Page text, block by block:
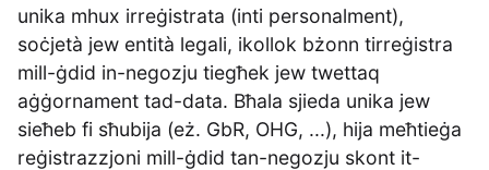
unika mhux irreġistrata (inti personalment),
soċjetà jew entità legali, ikollok bżonn tirreġistra
mill-ġdid in-negozju tiegħek jew twettaq
aġġornament tad-data. Bħala sjieda unika jew
sieħeb fi sħubija (eż. GbR, OHG, ...), hija meħtieġa
reġistrazzjoni mill-ġdid tan-negozju skont it-